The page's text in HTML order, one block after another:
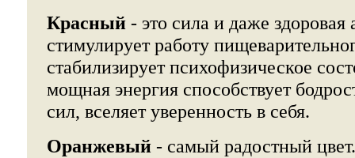
Красный - это сила и даже здоровая
стимулирует работу
стабилизирует психофизическое
мощная энергия способствует
сил, вселяет уверенность в себя.
Оранжевый - самый радостный